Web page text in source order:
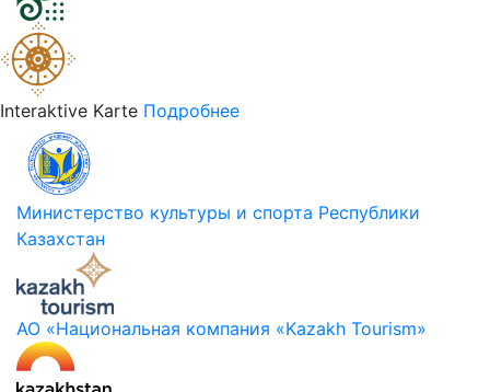
Interaktive Karte Подробнее
Министерство культуры и спорта Республики
Казахстан
АО «Национальная компания «Kazakh Tourism»